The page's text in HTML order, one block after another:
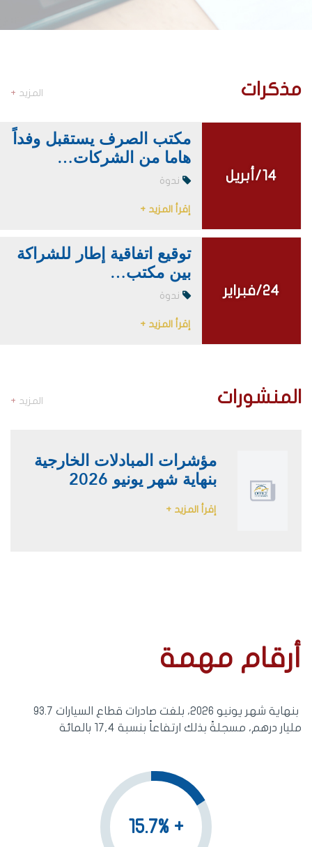
مذكرات المزيد +
14/أبريل
14/أبريل
مكتب الصرف يستقبل وفداً
هاما من الشركات…
ندوة
إقرأ المزيد +
24/فبراير
24/فبراير
توقيع اتفاقية إطار للشراكة
بين مكتب…
ندوة
إقرأ المزيد +
المنشورات المزيد +
مؤشرات المبادلات الخارجية
بنهاية شهر يونيو 2026
إقرأ المزيد +
أرقام مهمة
بنهاية شهر يونيو 2026، بلغت صادرات قطاع السيارات 93.7
مليار درهم، مسجلةً بذلك ارتفاعاً بنسبة 17,4 بالمائة
+ 15.7%